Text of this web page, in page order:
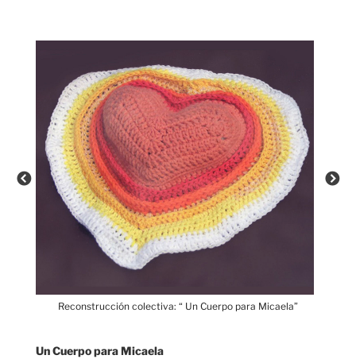
Reconstrucción colectiva: “ Un Cuerpo para Micaela”
Un Cuerpo para Micaela